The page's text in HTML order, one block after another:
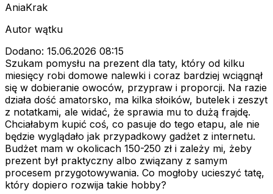
AniaKrak
Autor wątku
Dodano: 15.06.2026 08:15
Szukam pomysłu na prezent dla taty, który od kilku
miesięcy robi domowe nalewki i coraz bardziej wciągnął
się w dobieranie owoców, przypraw i proporcji. Na razie
działa dość amatorsko, ma kilka słoików, butelek i zeszyt
z notatkami, ale widać, że sprawia mu to dużą frajdę.
Chciałabym kupić coś, co pasuje do tego etapu, ale nie
będzie wyglądało jak przypadkowy gadżet z internetu.
Budżet mam w okolicach 150-250 zł i zależy mi, żeby
prezent był praktyczny albo związany z samym
procesem przygotowywania. Co mogłoby ucieszyć tatę,
który dopiero rozwija takie hobby?